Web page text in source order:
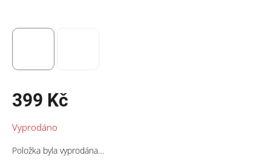
399 Kč
cena:
Vyprodáno
Položka byla vyprodána…